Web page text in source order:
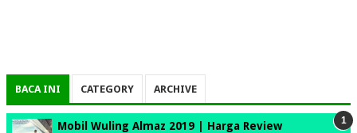
BACA INI CATEGORY ARCHIVE
Mobil Wuling Almaz 2019 | Harga Review